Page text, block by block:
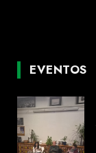
EVENTOS